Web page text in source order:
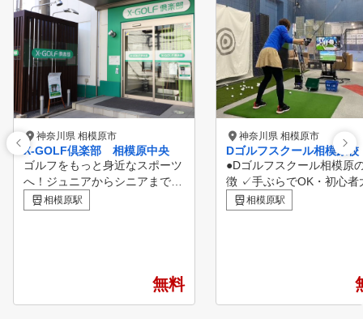
神奈川県 相模原市
X-GOLF倶楽部 相模原中央
ゴルフをもっと身近なスポーツ
へ！ジュニアからシニアまで楽
しみながらレベルアップができ
る場をX-GOLFがご案内！季節
に合ったレッスンと正確なシミ
ュレーターを使えば、さらにレ
相模原駅
無料
神奈川県 相模原市
Dゴルフスクール相模原校
●Dゴルフスクール相模原
徴 ✓手ぶらでOK・初心者
迎 ✓振替自由制で便利＆
✓メディアでも取り上げ
相模原駅